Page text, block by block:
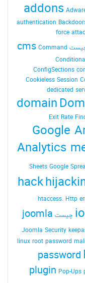
addons
authentication
force
cms Command
ConfigSections
Cookieless Session
dedicated
domain
Exit Rate
Google
Analytics
Sheets Google
hack
htaccess. Http
joomla
Joomla Security
linux root password
password
plugin Pop-Ups